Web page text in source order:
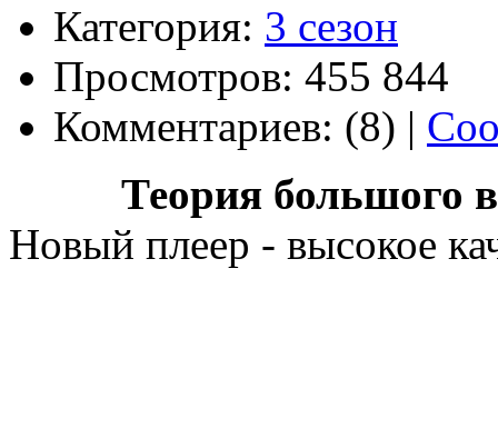
Категория: 3 сезон
Просмотров: 455 844
Комментариев: (8) |
Теория большого
Новый плеер - высокое